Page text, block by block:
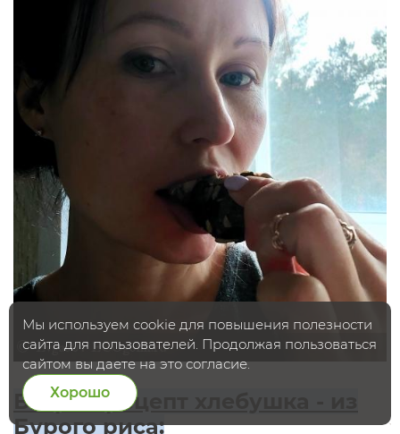
Второй рецепт хлебушка - из
Бурого риса:
Мы используем cookie для повышения полезности
сайта для пользователей. Продолжая пользоваться
сайтом вы даете на это согласие.
Хорошо